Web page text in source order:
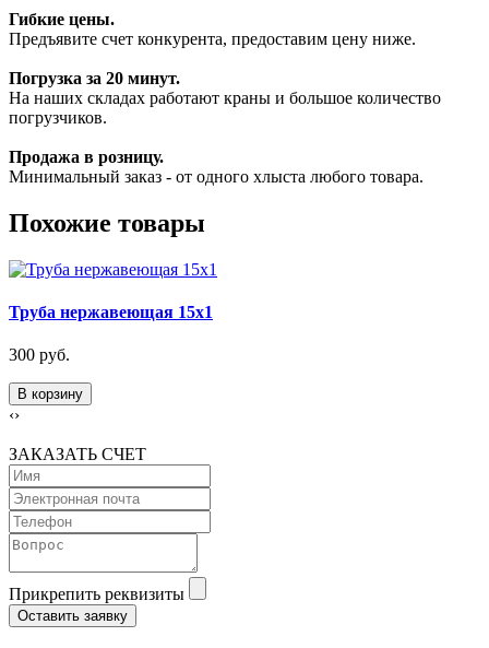
Гибкие цены.
Предъявите счет конкурента, предоставим цену ниже.
Погрузка за 20 минут.
На наших складах работают краны и большое количество
погрузчиков.
Продажа в розницу.
Минимальный заказ - от одного хлыста любого товара.
Похожие товары
Труба нержавеющая 15х1
300 руб.
В корзину
‹›
ЗАКАЗАТЬ СЧЕТ
Прикрепить реквизиты
Оставить заявку